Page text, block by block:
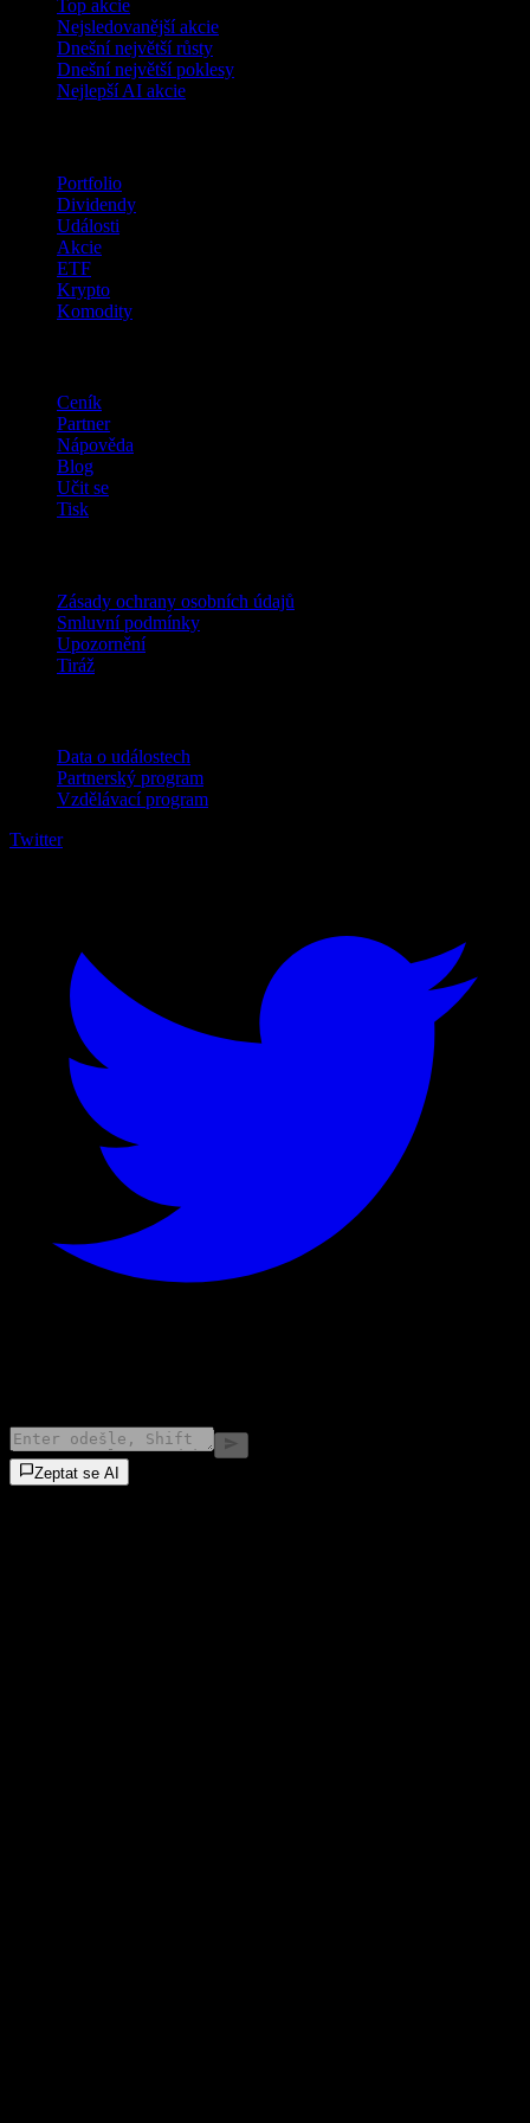
Top akcie
Nejsledovanější akcie
Dnešní největší růsty
Dnešní největší poklesy
Nejlepší AI akcie
Portfolio
Dividendy
Události
Akcie
ETF
Krypto
Komodity
Ceník
Partner
Nápověda
Blog
Učit se
Tisk
Zásady ochrany osobních údajů
Smluvní podmínky
Upozornění
Tiráž
Data o událostech
Partnerský program
Vzdělávací program
Twitter
Zeptat se AI